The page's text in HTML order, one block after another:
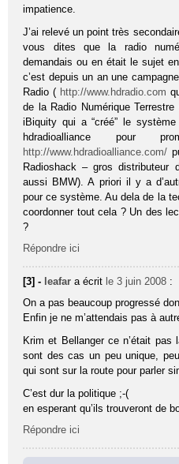
impatience.
J’ai relevé un point très
vous dites que la radio
demandais ou en était le sujet
c’est depuis un an une
Radio ( http://www.hdradio.com
de la Radio Numérique
iBiquity qui a “créé” le
hdradioalliance pour
http://www.hdradioalliance.com/
Radioshack – gros distributeur
aussi BMW). A priori il y a
pour ce système. Au dela de la
coordonner tout cela ? Un des
?
Répondre ici
[3] - leafar a écrit le 3 juin 2008 :
On a pas beaucoup progressé
Enfin je ne m’attendais pas à
Krim et Bellanger ce n’était
sont des cas un peu unique,
qui sont sur la route pour parler
C’est dur la politique ;-(
en esperant qu’ils trouveront de
Répondre ici